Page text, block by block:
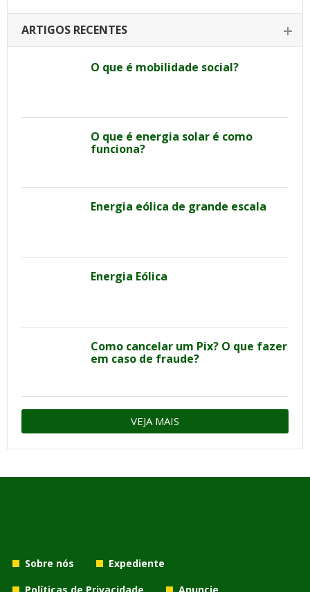
ARTIGOS RECENTES
O que é mobilidade social?
O que é energia solar é como
funciona?
Energia eólica de grande escala
Energia Eólica
Como cancelar um Pix? O que fazer
em caso de fraude?
VEJA MAIS
Sobre nós
Expediente